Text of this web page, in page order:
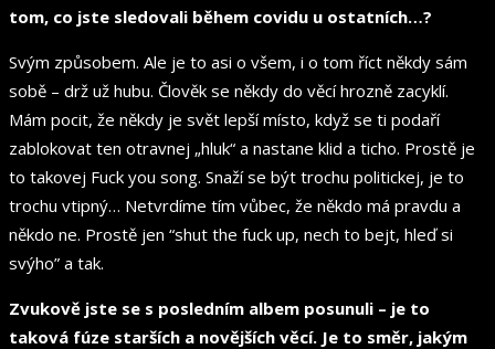
tom, co jste sledovali během covidu u ostatních…?
Svým způsobem. Ale je to asi o všem, i o tom říct někdy sám
sobě – drž už hubu. Člověk se někdy do věcí hrozně zacyklí.
Mám pocit, že někdy je svět lepší místo, když se ti podaří
zablokovat ten otravnej „hluk“ a nastane klid a ticho. Prostě je
to takovej Fuck you song. Snaží se být trochu politickej, je to
trochu vtipný… Netvrdíme tím vůbec, že někdo má pravdu a
někdo ne. Prostě jen “shut the fuck up, nech to bejt, hleď si
svýho” a tak.
Zvukově jste se s posledním albem posunuli – je to
taková fúze starších a novějších věcí. Je to směr, jakým